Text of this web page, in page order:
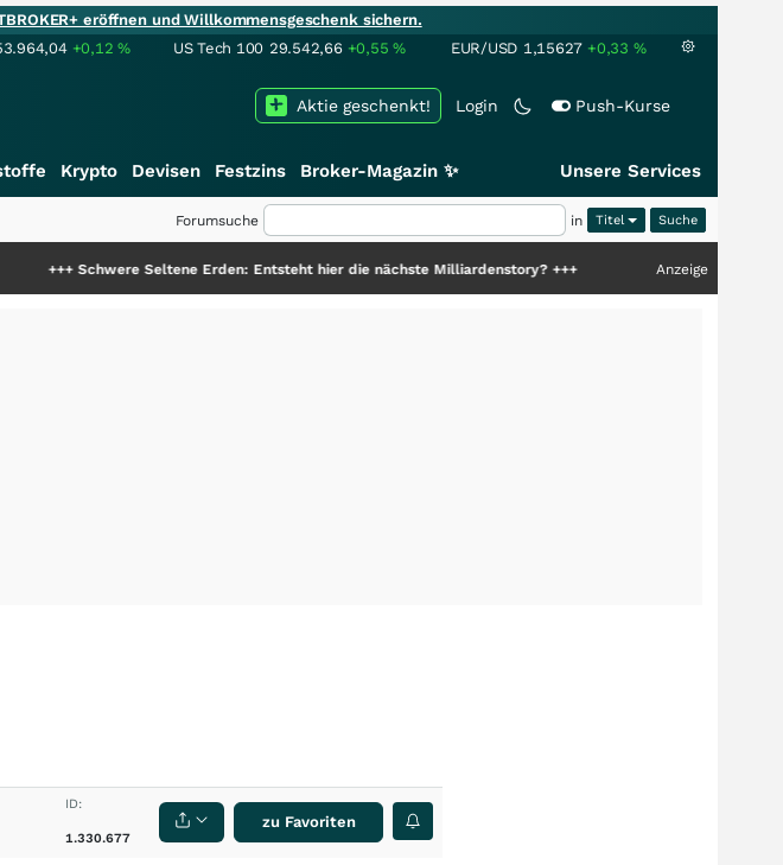
eröffnen und Willkommensgeschenk sichern.
+0,12% US Tech 100 29.542,66 +0,55% EUR/USD 1,15627 +0,33 %
Login Push-Kurse
Aktie geschenkt!
Krypto Devisen Festzins Broker-Magazin ✨ Unsere Services
Forumsuche in Titel
Schwere Seltene Erden: Entsteht hier die nächste Milliardenstory?+++ Anzeige
ID:
1.330.677
zu Favoriten